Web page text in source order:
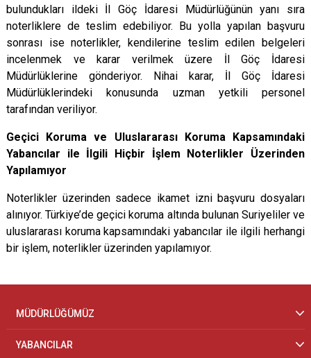
bulundukları ildeki İl Göç İdaresi Müdürlüğünün yanı sıra
noterliklere de teslim edebiliyor. Bu yolla yapılan başvuru
sonrası ise noterlikler, kendilerine teslim edilen belgeleri
incelenmek ve karar verilmek üzere İl Göç İdaresi
Müdürlüklerine gönderiyor. Nihai karar, İl Göç İdaresi
Müdürlüklerindeki konusunda uzman yetkili personel
tarafından veriliyor.
Geçici Koruma ve Uluslararası Koruma Kapsamındaki
Yabancılar ile İlgili Hiçbir İşlem Noterlikler Üzerinden
Yapılamıyor
Noterlikler üzerinden sadece ikamet izni başvuru dosyaları
alınıyor. Türkiye’de geçici koruma altında bulunan Suriyeliler ve
uluslararası koruma kapsamındaki yabancılar ile ilgili herhangi
bir işlem, noterlikler üzerinden yapılamıyor.
MÜDÜRLÜĞÜMÜZ
YABANCILAR